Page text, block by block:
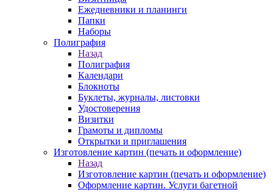
Ежедневники и планинги
Папки
Наборы
Полиграфия
Назад
Полиграфия
Календари
Блокноты
Буклеты, журналы, листовки
Удостоверения
Визитки
Грамоты и дипломы
Открытки и приглашения
Изготовление картин (печать и оформление)
Назад
Изготовление картин (печать и оформление)
Оформление картин. Услуги багетной